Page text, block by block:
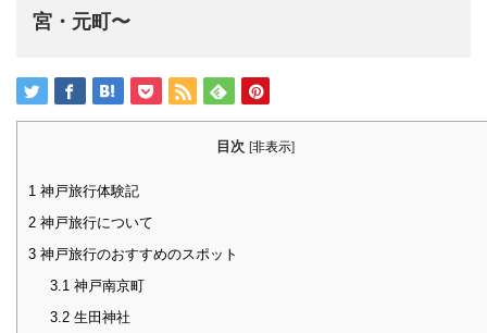
宮・元町〜
目次 [非表示]
1 神戸旅行体験記
2 神戸旅行について
3 神戸旅行のおすすめのスポット
3.1 神戸南京町
3.2生田神社